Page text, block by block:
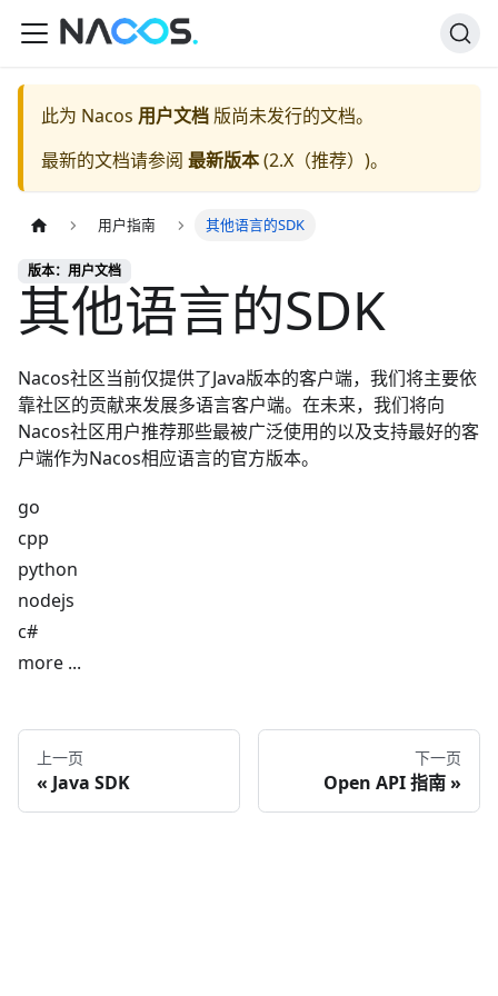
此为 Nacos 用户文档 版尚未发行的文档。
最新的文档请参阅 最新版本(2.X（推荐） )。
用户指南 其他语言的SDK
版本：用户文档
其他语言的SDK
Nacos社区当前仅提供了Java版本的客户端，我们将主要依
靠社区的贡献来发展多语言客户端。在未来，我们将向
Nacos社区用户推荐那些最被广泛使用的以及支持最好的客
户端作为Nacos相应语言的官方版本。
go
cpp
python
nodejs
c#
more ...
上一页
Java SDK
下一页
Open API 指南